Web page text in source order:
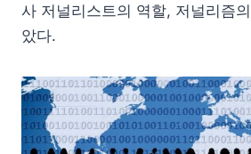
사 저널리스트의 역할, 저널리즘
았다.